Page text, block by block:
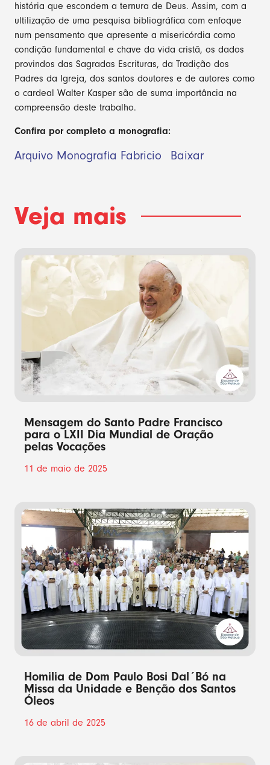
história que escondem a ternura de Deus. Assim, com a
ultilização de uma pesquisa bibliográfica com enfoque
num pensamento que apresente a misericórdia como
condição fundamental e chave da vida cristã, os dados
provindos das Sagradas Escrituras, da Tradição dos
Padres da Igreja, dos santos doutores e de autores como
o cardeal Walter Kasper são de suma importância na
compreensão deste trabalho.
Confira por completo a monografia:
Arquivo Monografia Fabricio Baixar
Veja mais
Mensagem do Santo Padre Francisco
para o LXII Dia Mundial de Oração
pelas Vocações
11 de maio de 2025
Homilia de Dom Paulo Bosi Dal´Bó na
Missa da Unidade e Benção dos Santos
Óleos
16 de abril de 2025